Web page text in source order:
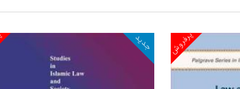
پرفروش جدید